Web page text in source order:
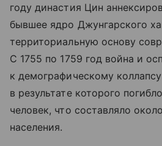
году династия Цин
бывшее ядро Джунгарского
территориальную основу
С 1755 по 1759 год война и
к демографическому
в результате которого
человек, что составляло
населения.